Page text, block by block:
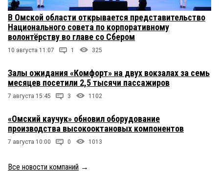
В Омской области открывается представительство
Национального совета по корпоративному
волонтёрству во главе со Сбером
10 августа 11:07 1 325
Залы ожидания «Комфорт» на двух вокзалах за семь
месяцев посетили 2,5 тысячи пассажиров
7 августа 15:45 3 1102
«Омский каучук» обновил оборудование
производства высокооктановых компонентов
7 августа 10:00 0 1013
Все новости компаний →